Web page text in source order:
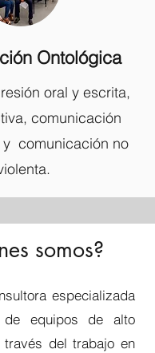
Ontológica
oral y escrita,
comunicación
y comunicación no
somos?
especializada
de equipos de alto
través del trabajo en